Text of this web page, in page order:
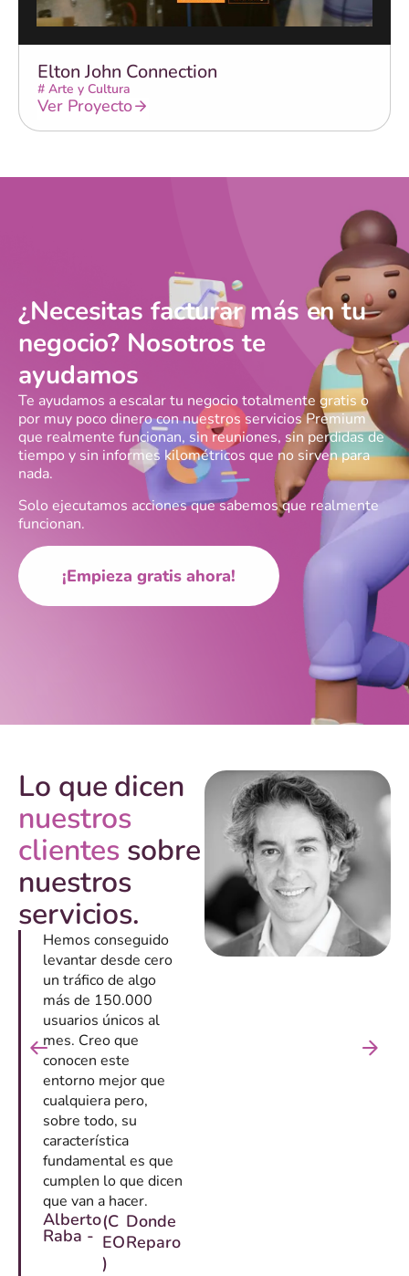
Elton John Connection
# Arte y Cultura
Ver Proyecto
¿Necesitas facturar más en tu
negocio? Nosotros te
ayudamos
Te ayudamos a escalar tu negocio totalmente gratis o
por muy poco dinero con nuestros servicios Premium
que realmente funcionan, sin reuniones, sin perdidas de
tiempo y sin informes kilométricos que no sirven para
nada.
Solo ejecutamos acciones que sabemos que realmente
funcionan.
¡Empieza gratis ahora!
Lo que dicen
nuestros
clientes sobre
nuestros
servicios.
Hemos conseguido
levantar desde cero
un tráfico de algo
más de 150.000
usuarios únicos al
mes. Creo que
conocen este
entorno mejor que
cualquiera pero,
sobre todo, su
característica
fundamental es que
cumplen lo que dicen
que van a hacer.
Alberto
Raba -
(C
EO
)
Donde
Reparo